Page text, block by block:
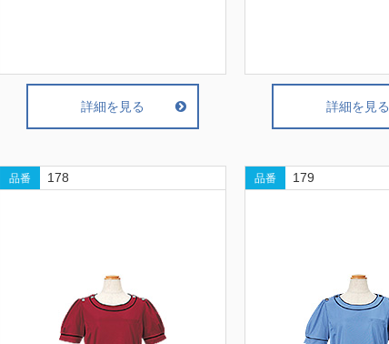
詳細を見る 詳細を見る
品番 178 品番 179